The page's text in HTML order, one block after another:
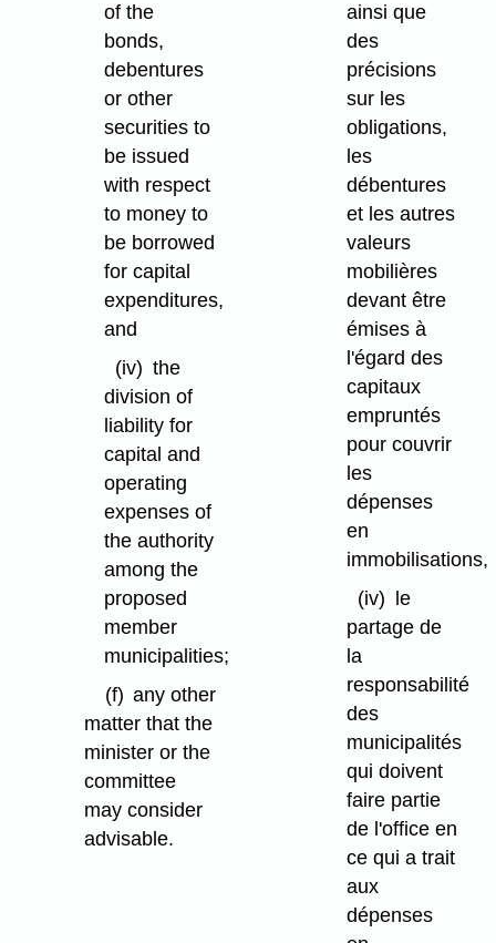
of the
bonds,
debentures
or other
securities to
be issued
with respect
to money to
be borrowed
for capital
expenditures,
and
(iv) the
division of
liability for
capital and
operating
expenses of
the authority
among the
proposed
member
municipalities;
(f) any other
matter that the
minister or the
committee
may consider
advisable.
ainsi que
des
précisions
sur les
obligations,
les
débentures
et les autres
valeurs
mobilières
devant être
émises à
l'égard des
capitaux
empruntés
pour couvrir
les
dépenses
en
immobilisations,
(iv)
le
partage de
la
responsabilité
des
municipalités
qui doivent
faire partie
de l'office en
ce qui a trait
aux
dépenses